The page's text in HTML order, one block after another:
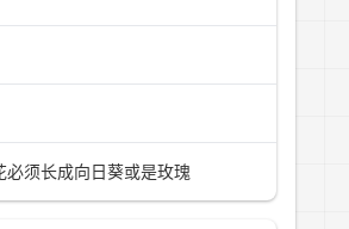
必须长成向日葵或是玫瑰